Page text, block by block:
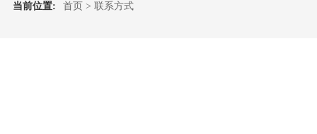
当前位置: 首页 > 联系方式